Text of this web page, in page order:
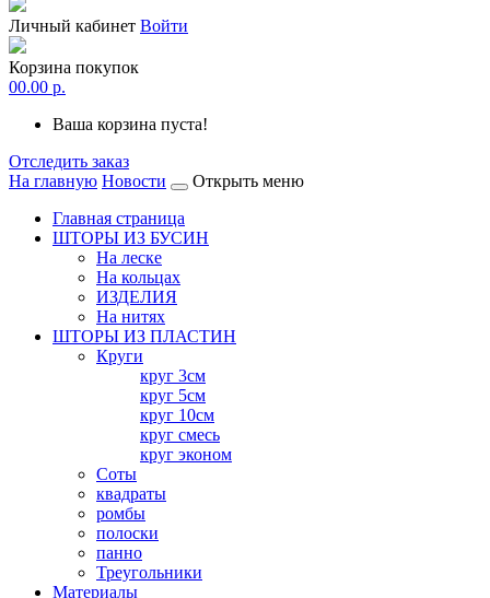
Личный кабинет Войти
Корзина покупок
00.00 р.
Ваша корзина пуста!
Отследить заказ
На главную Новости
Открыть меню
Главная страница
ШТОРЫ ИЗ БУСИН
На леске
На кольцах
ИЗДЕЛИЯ
На нитях
ШТОРЫ ИЗ ПЛАСТИН
Круги
круг 3см
круг 5см
круг 10см
круг смесь
круг эконом
Соты
квадраты
ромбы
полоски
панно
Треугольники
Материалы